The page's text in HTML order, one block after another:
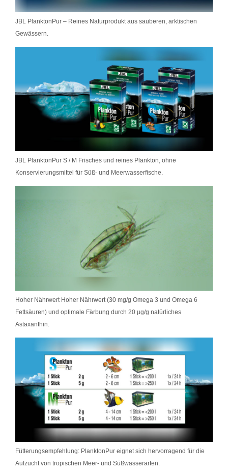
JBL PlanktonPur – Reines Naturprodukt aus sauberen, arktischen
Gewässern.
JBL PlanktonPur S / M Frisches und reines Plankton, ohne
Konservierungsmittel für Süß- und Meerwasserfische.
Hoher Nährwert Hoher Nährwert (30 mg/g Omega 3 und Omega 6
Fettsäuren) und optimale Färbung durch 20 µg/g natürliches
Astaxanthin.
Fütterungsempfehlung: PlanktonPur eignet sich hervorragend für die
Aufzucht von tropischen Meer- und Süßwasserarten.